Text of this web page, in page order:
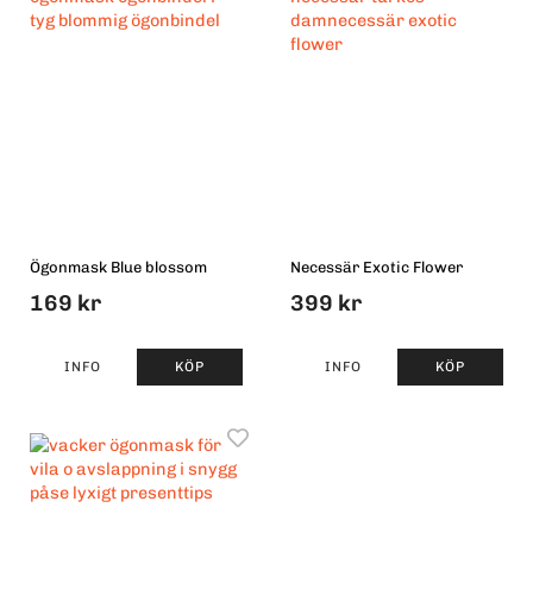
Ögonmask Blue blossom
169 kr
INFO KÖP
Necessär Exotic Flower
399 kr
INFO KÖP